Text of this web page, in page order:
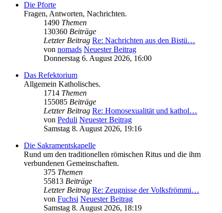
Die Pforte
Fragen, Antworten, Nachrichten.
1490 Themen
130360 Beiträge
Letzter Beitrag Re: Nachrichten aus den Bistü…
von nomads Neuester Beitrag
Donnerstag 6. August 2026, 16:00
Das Refektorium
Allgemein Katholisches.
1714 Themen
155085 Beiträge
Letzter Beitrag Re: Homosexualität und kathol…
von Peduli Neuester Beitrag
Samstag 8. August 2026, 19:16
Die Sakramentskapelle
Rund um den traditionellen römischen Ritus und die ihm
verbundenen Gemeinschaften.
375 Themen
55813 Beiträge
Letzter Beitrag Re: Zeugnisse der Volksfrömmi…
von Fuchsi Neuester Beitrag
Samstag 8. August 2026, 18:19